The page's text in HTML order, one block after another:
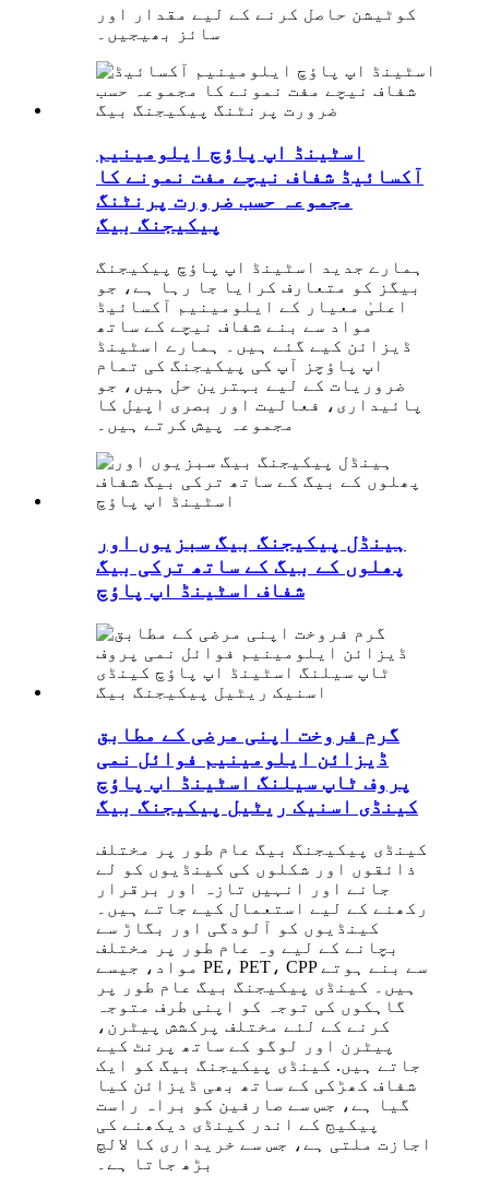
کوٹیشن حاصل کرنے کے لیے مقدار اور
سائز بھیجیں۔
اسٹینڈ اپ پاؤچ ایلومینیم
آکسائیڈ شفاف نیچے مفت نمونے کا
مجموعہ حسب ضرورت پرنٹنگ
پیکیجنگ بیگ
ہمارے جدید اسٹینڈ اپ پاؤچ پیکیجنگ
بیگز کو متعارف کرایا جا رہا ہے، جو
اعلیٰ معیار کے ایلومینیم آکسائیڈ
مواد سے بنے شفاف نیچے کے ساتھ
ڈیزائن کیے گئے ہیں۔ ہمارے اسٹینڈ
اپ پاؤچز آپ کی پیکیجنگ کی تمام
ضروریات کے لیے بہترین حل ہیں، جو
پائیداری، فعالیت اور بصری اپیل کا
مجموعہ پیش کرتے ہیں۔
ہینڈل پیکیجنگ بیگ سبزیوں اور
پھلوں کے بیگ کے ساتھ ترکی بیگ
شفاف اسٹینڈ اپ پاؤچ
گرم فروخت اپنی مرضی کے مطابق
ڈیزائن ایلومینیم فوائل نمی
پروف ٹاپ سیلنگ اسٹینڈ اپ پاؤچ
کینڈی اسنیک ریٹیل پیکیجنگ بیگ
کینڈی پیکیجنگ بیگ عام طور پر مختلف
ذائقوں اور شکلوں کی کینڈیوں کو لے
جانے اور انہیں تازہ اور برقرار
رکھنے کے لیے استعمال کیے جاتے ہیں۔
کینڈیوں کو آلودگی اور بگاڑ سے
بچانے کے لیے وہ عام طور پر مختلف
مواد، جیسے PE، PET، CPP سے بنے ہوتے
ہیں۔ کینڈی پیکیجنگ بیگ عام طور پر
گاہکوں کی توجہ کو اپنی طرف متوجہ
کرنے کے لئے مختلف پرکشش پیٹرن،
پیٹرن اور لوگو کے ساتھ پرنٹ کیے
جاتے ہیں. کینڈی پیکیجنگ بیگ کو ایک
شفاف کھڑکی کے ساتھ بھی ڈیزائن کیا
گیا ہے، جس سے صارفین کو براہ راست
پیکیج کے اندر کینڈی دیکھنے کی
اجازت ملتی ہے، جس سے خریداری کا لالچ
بڑھ جاتا ہے۔